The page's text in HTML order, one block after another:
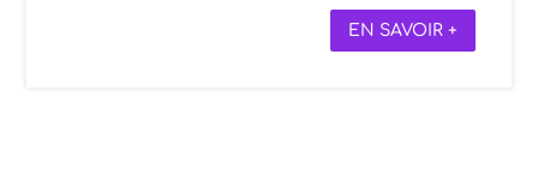
EN SAVOIR +